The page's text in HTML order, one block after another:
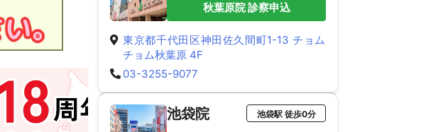
秋葉原院 診察申込
東京都千代田区神田佐久間町1-13 チョム
チョム秋葉原 4F
03-3255-9077
池袋院 池袋駅 徒歩0分